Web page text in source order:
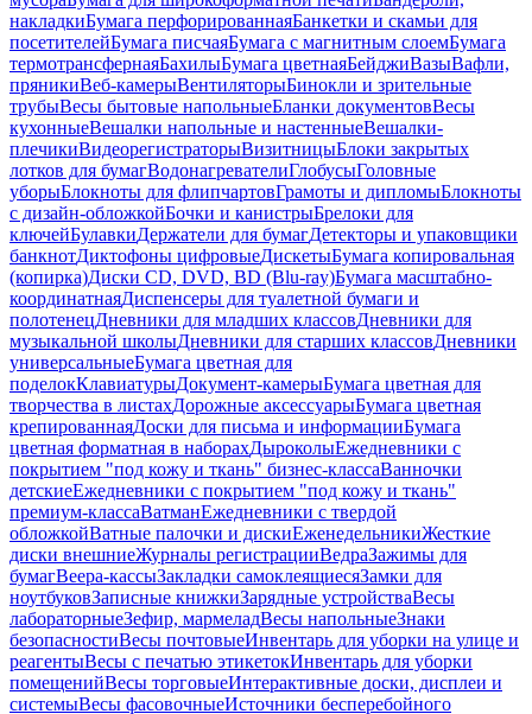
накладкиБумага перфорированнаяБанкетки и скамьи для
посетителейБумага писчаяБумага с магнитным слоемБумага
термотрансфернаяБахилыБумага цветнаяБейджиВазыВафли,
пряникиВеб-камерыВентиляторыБинокли и зрительные
трубыВесы бытовые напольныеБланки документовВесы
кухонныеВешалки напольные и настенныеВешалки-
плечикиВидеорегистраторыВизитницыБлоки закрытых
лотков для бумагВодонагревателиГлобусыГоловные
уборыБлокноты для флипчартовГрамоты и дипломыБлокноты
с дизайн-обложкойБочки и канистрыБрелоки для
ключейБулавкиДержатели для бумагДетекторы и упаковщики
банкнотДиктофоны цифровыеДискетыБумага копировальная
(копирка)Диски CD, DVD, BD (Blu-ray)Бумага масштабно-
координатнаяДиспенсеры для туалетной бумаги и
полотенецДневники для младших классовДневники для
музыкальной школыДневники для старших классовДневники
универсальныеБумага цветная для
поделокКлавиатурыДокумент-камерыБумага цветная для
творчества в листахДорожные аксессуарыБумага цветная
крепированнаяДоски для письма и информацииБумага
цветная форматная в наборахДыроколыЕжедневники с
покрытием "под кожу и ткань" бизнес-классаВанночки
детскиеЕжедневники с покрытием "под кожу и ткань"
премиум-классаВатманЕжедневники с твердой
обложкойВатные палочки и дискиЕженедельникиЖесткие
диски внешниеЖурналы регистрацииВедраЗажимы для
бумагВеера-кассыЗакладки самоклеящиесяЗамки для
ноутбуковЗаписные книжкиЗарядные устройстваВесы
лабораторныеЗефир, мармеладВесы напольныеЗнаки
безопасностиВесы почтовыеИнвентарь для уборки на улице и
реагентыВесы с печатью этикетокИнвентарь для уборки
помещенийВесы торговыеИнтерактивные доски, дисплеи и
системыВесы фасовочныеИсточники бесперебойного